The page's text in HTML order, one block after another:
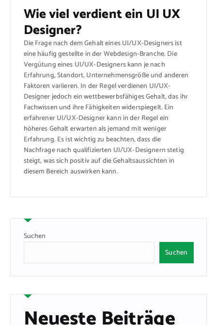
Wie viel verdient ein UI UX
Designer?
Die Frage nach dem Gehalt eines UI/UX-Designers ist
eine häufig gestellte in der Webdesign-Branche. Die
Vergütung eines UI/UX-Designers kann je nach
Erfahrung, Standort, Unternehmensgröße und anderen
Faktoren variieren. In der Regel verdienen UI/UX-
Designer jedoch ein wettbewerbsfähiges Gehalt, das ihr
Fachwissen und ihre Fähigkeiten widerspiegelt. Ein
erfahrener UI/UX-Designer kann in der Regel ein
höheres Gehalt erwarten als jemand mit weniger
Erfahrung. Es ist wichtig zu beachten, dass die
Nachfrage nach qualifizierten UI/UX-Designern stetig
steigt, was sich positiv auf die Gehaltsaussichten in
diesem Bereich auswirken kann.
Suchen
Suchen